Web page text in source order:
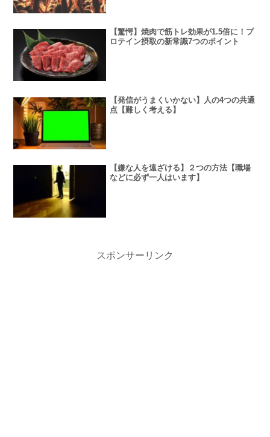
【驚愕】焼肉で筋トレ効果が1.5倍に！プ
ロテイン摂取の新常識7つのポイント
【発信がうまくいかない】人の4つの共通
点【難しく考える】
【嫌な人を遠ざける】２つの方法【職場
などに必ず一人はいます】
スポンサーリンク